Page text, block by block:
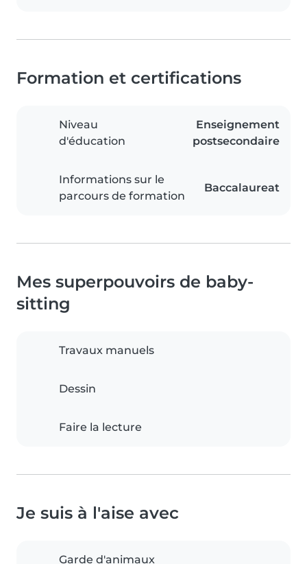
Formation et certifications
Niveau
d'éducation
Enseignement
postsecondaire
Informations sur le
parcours de formation
Baccalaureat
Mes superpouvoirs de baby-
sitting
Travaux manuels
Dessin
Faire la lecture
Je suis à l'aise avec
Garde d'animaux